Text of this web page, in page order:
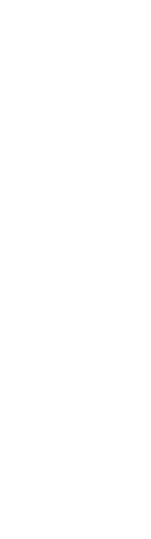
stron. Te
„Aktualizacjami
takim wypadku
aktualizacji
Usługi.
przez inne
treści w witrynach
funkcje, składniki lub
świadczenia usług
ochrony danych
siebie
z korzystania
warunki
podane przy
i/lub
Korzystanie
na takie warunki.
mogą
Korzystanie z
uiszczenia opłat.
że korzystanie z
a firma nie ma